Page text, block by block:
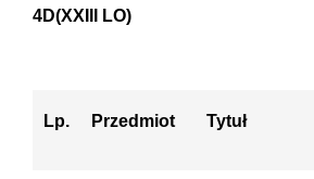
4D(XXIII LO)
Lp. Przedmiot Tytuł